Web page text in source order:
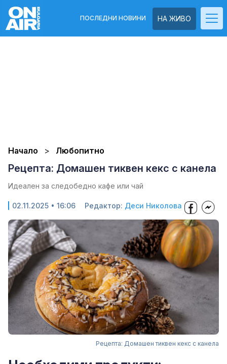
НА ЖИВО
ПОСЛЕДНИ НОВИНИ
Начало Любопитно
Рецепта: Домашен тиквен кекс с канела
Идеален за следобедно кафе или чай
02.11.2025 • 16:06 Редактор: Деси Николова
Рецепта: Домашен тиквен кекс с канела